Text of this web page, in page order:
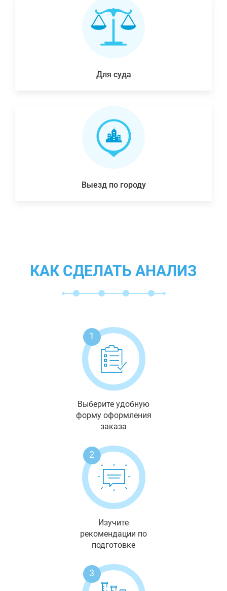
Для суда
Выезд по городу
КАК СДЕЛАТЬ АНАЛИЗ
1
Выберите удобную
форму оформления
заказа
2
Изучите
рекомендации по
подготовке
3